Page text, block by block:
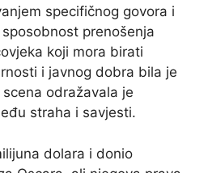
specifičnog govora i
prenošenja
koji mora birati
i javnog dobra bila je
odražavala je
straha i savjesti.
dolara i donio